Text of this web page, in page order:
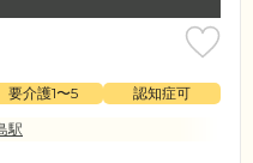
要介護1〜5
認知症可
駅